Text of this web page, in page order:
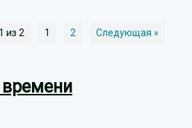
из 2 1 2 Следующая »